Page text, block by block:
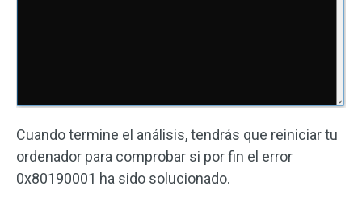
Cuando termine el análisis, tendrás que reiniciar tu
ordenador para comprobar si por fin el error
0x80190001 ha sido solucionado.